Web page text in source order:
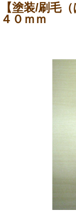
【塗装/刷
４０ｍｍ